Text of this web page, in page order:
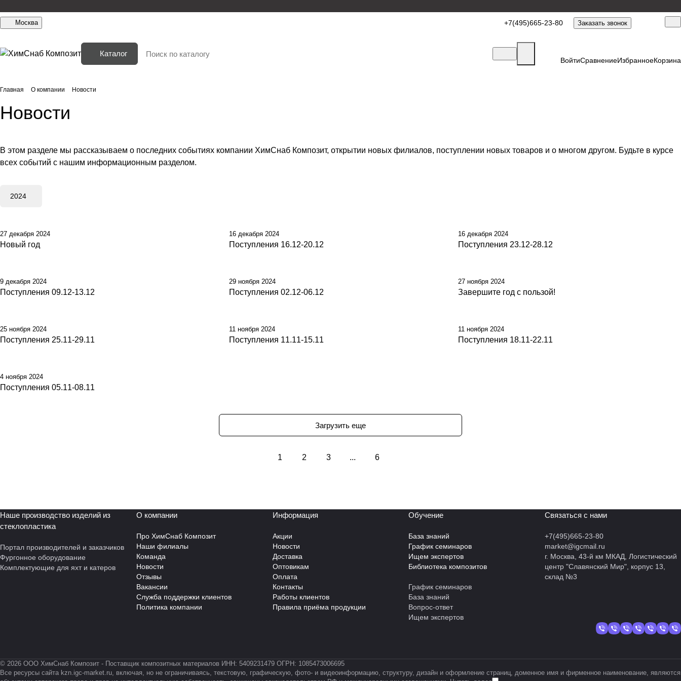
Москва +7(495)665-23-80 Заказать звонок
Каталог
ВойтиСравнениеИзбранноеКорзина
Главная О компании Новости
Новости
В этом разделе мы рассказываем о последних событиях компании ХимСнаб Композит, открытии новых филиалов, поступлении новых товаров и о многом другом. Будьте в курсе
всех событий с нашим информационным разделом.
2024
27 декабря 2024
Новый год
16 декабря 2024
Поступления 16.12-20.12
16 декабря 2024
Поступления 23.12-28.12
9 декабря 2024
Поступления 09.12-13.12
29 ноября 2024
Поступления 02.12-06.12
27 ноября 2024
Завершите год с пользой!
25 ноября 2024
Поступления 25.11-29.11
11 ноября 2024
Поступления 11.11-15.11
11 ноября 2024
Поступления 18.11-22.11
4 ноября 2024
Поступления 05.11-08.11
Загрузить еще
1 2 3 ... 6
Наше производство изделий из
стеклопластика
Портал производителей и заказчиков
Фургонное оборудование
Комплектующие для яхт и катеров
О компании
Про ХимСнаб Композит
Наши филиалы
Команда
Новости
Отзывы
Вакансии
Служба поддержки клиентов
Политика компании
Информация
Акции
Новости
Доставка
Оптовикам
Оплата
Контакты
Работы клиентов
Правила приёма продукции
Обучение
База знаний
График семинаров
Ищем экспертов
Библиотека композитов
График семинаров
База знаний
Вопрос-ответ
Ищем экспертов
Связаться с нами
+7(495)665-23-80
market@igcmail.ru
г. Москва, 43-й км МКАД, Логистический
центр "Славянский Мир", корпус 13,
склад №3
© 2026 ООО ХимСнаб Композит - Поставщик композитных материалов ИНН: 5409231479 ОГРН: 1085473006695
Все ресурсы сайта kzn.igc-market.ru, включая, но не ограничиваясь, текстовую, графическую, фото- и видеоинформацию, структуру, дизайн и оформление страниц, доменное имя и фирменное наименование, являются